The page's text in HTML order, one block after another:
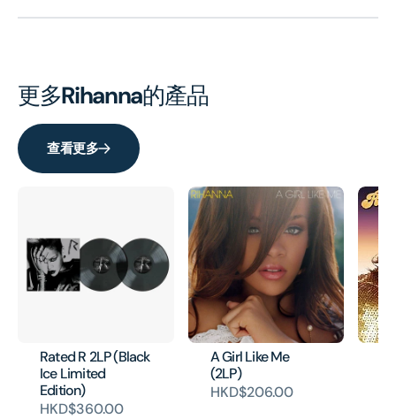
更多Rihanna的產品
查看更多
Rated R 2LP (Black
Ice Limited
Edition)
HKD$360.00
A Girl Like Me
(2LP)
HKD$206.00